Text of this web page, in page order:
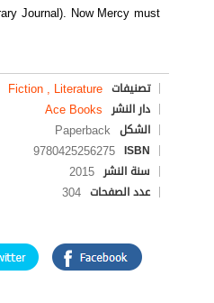
Journal). Now Mercy must
تصنيفات Fiction , Literature
دار النشر Ace Books
الشكل Paperback
ISBN
9780425256275
سنة النشر 2015
عدد الصفحات 304